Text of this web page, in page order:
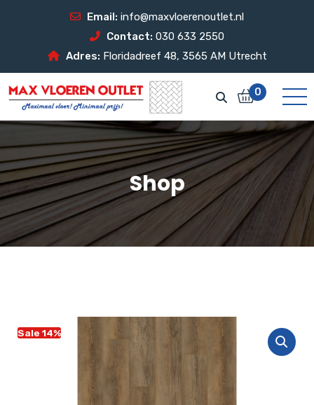
Email: info@maxvloerenoutlet.nl
Contact: 030 633 2550
Adres: Floridadreef 48, 3565 AM Utrecht
0
Shop
Sale 14%